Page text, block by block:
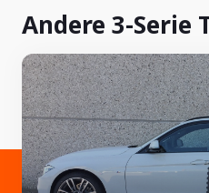
Andere 3-Serie